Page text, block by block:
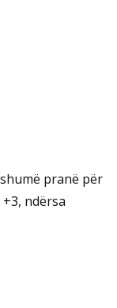
pranë për
ndërsa